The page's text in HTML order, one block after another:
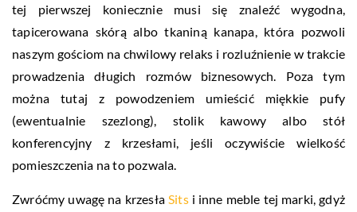
tej pierwszej koniecznie musi się znaleźć wygodna,
tapicerowana skórą albo tkaniną kanapa, która pozwoli
naszym gościom na chwilowy relaks i rozluźnienie w trakcie
prowadzenia długich rozmów biznesowych. Poza tym
można tutaj z powodzeniem umieścić miękkie pufy
(ewentualnie szezlong), stolik kawowy albo stół
konferencyjny z krzesłami, jeśli oczywiście wielkość
pomieszczenia na to pozwala.
Zwróćmy uwagę na krzesła Sitsi inne meble tej marki, gdyż